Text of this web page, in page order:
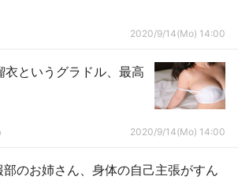
2020/9/14(Mo) 14:00
衣というグラドル、最高
2020/9/14(Mo) 14:00
部のお姉さん、身体の自己主張がすん